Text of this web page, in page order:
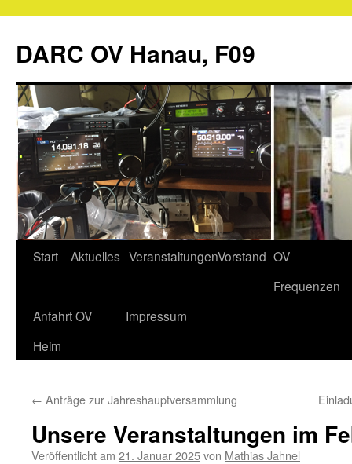
springen
DARC OV Hanau, F09
Start Aktuelles VeranstaltungenVorstand OV
Frequenzen
Anfahrt OV
Heim
Impressum
← Anträge zur Jahreshauptversammlung
Unsere Veranstaltungen im
Veröffentlicht am 21. Januar 2025von Mathias Jahnel